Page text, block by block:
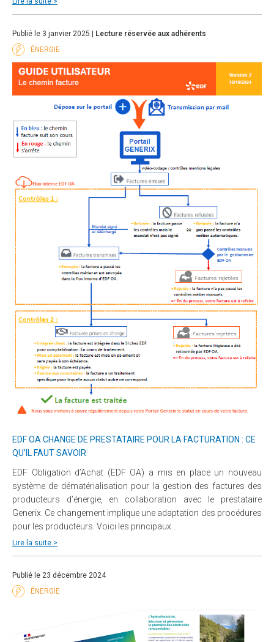
Publié le 3 janvier 2025 |
Lecture réservée aux adhérents
ÉNERGIE
EDF OA CHANGE DE PRESTATAIRE POUR LA FACTURATION : CE
QU’IL FAUT SAVOIR
EDF Obligation d’Achat (EDF OA) a mis en place un nouveau
système de dématérialisation pour la gestion des factures des
producteurs d’énergie, en collaboration avec le prestataire
Generix. Ce changement implique une adaptation des procédures
pour les producteurs. Voici les principaux...
Lire la suite >
Publié le 23 décembre 2024
ÉNERGIE